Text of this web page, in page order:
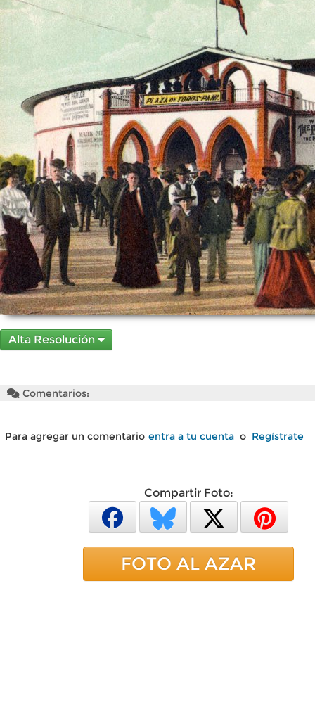
Alta Resolución
Comentarios:
Para agregar un comentario entra a tu cuenta o Regístrate
Compartir Foto:
FOTO AL AZAR